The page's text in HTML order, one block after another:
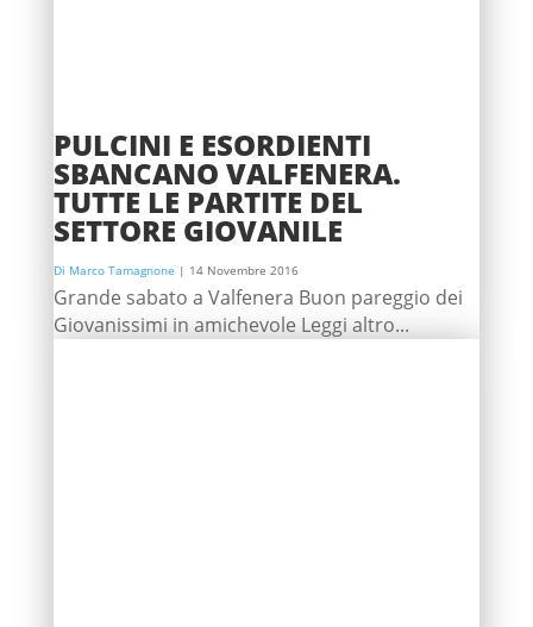
PULCINI E ESORDIENTI
SBANCANO VALFENERA.
TUTTE LE PARTITE DEL
SETTORE GIOVANILE
Di Marco Tamagnone | 14 Novembre 2016
Grande sabato a Valfenera Buon pareggio dei
Giovanissimi in amichevole Leggi altro...